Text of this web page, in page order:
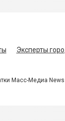
Эксперты
Масс-Медиа News